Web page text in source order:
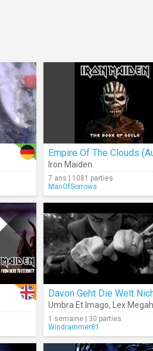
Iron Maiden
7 ans | 1081 parties
ManOfSorrows
Umbra Et Imago, Lex
1 semaine | 30 parties
Windrammer81